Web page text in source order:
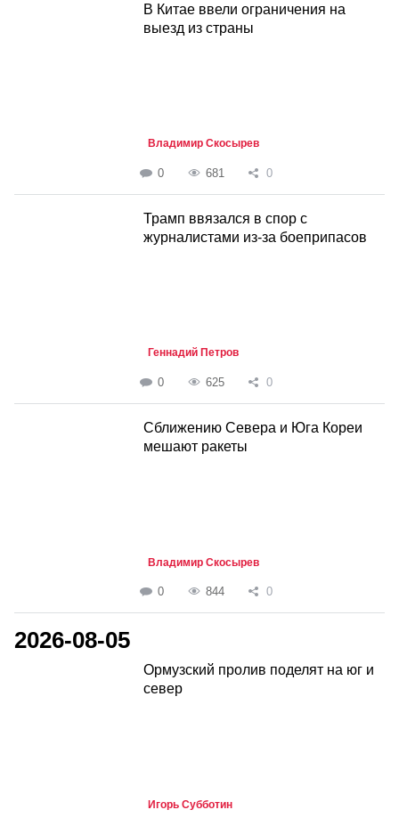
В Китае ввели ограничения на
выезд из страны
Владимир Скосырев
0 681 0
Трамп ввязался в спор с
журналистами из-за боеприпасов
Геннадий Петров
0 625 0
Сближению Севера и Юга Кореи
мешают ракеты
Владимир Скосырев
0 844 0
2026-08-05
Ормузский пролив поделят на юг и
север
Игорь Субботин